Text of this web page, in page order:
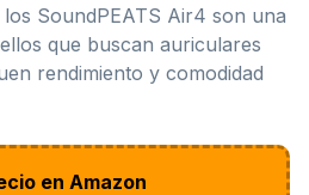
SoundPEATS Air4 son una
que buscan auriculares
rendimiento y comodidad
en Amazon